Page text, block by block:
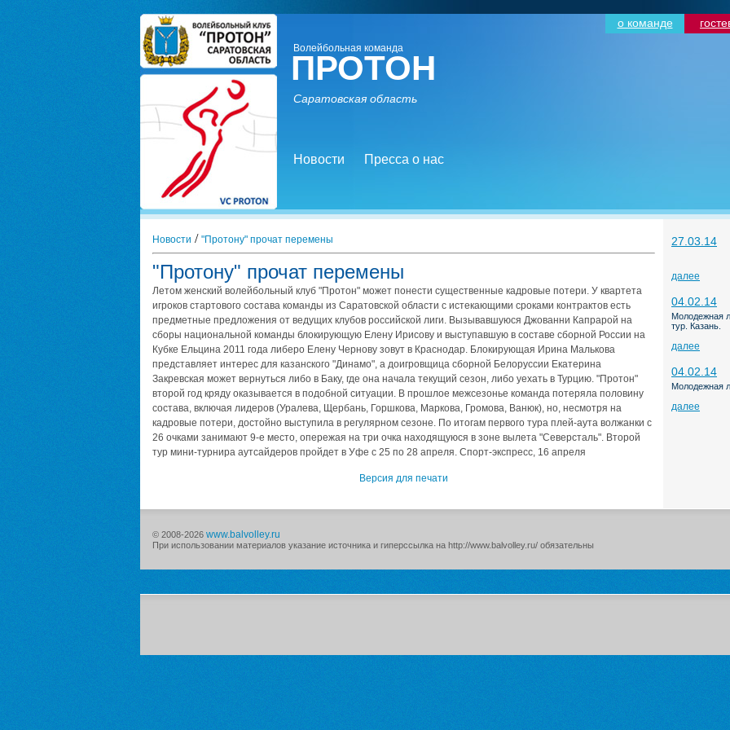
о команде
Волейбольная команда
ПРОТОН
Саратовская область
Новости Пресса о нас
Новости / "Протону" прочат перемены
"Протону" прочат перемены
Летом женский волейбольный клуб "Протон" может понести существенные кадровые потери. У квартета
игроков стартового состава команды из Саратовской области с истекающими сроками контрактов есть
предметные предложения от ведущих клубов российской лиги. Вызывавшуюся Джованни Капрарой на
сборы национальной команды блокирующую Елену Ирисову и выступавшую в составе сборной России на
Кубке Ельцина 2011 года либеро Елену Чернову зовут в Краснодар. Блокирующая Ирина Малькова
представляет интерес для казанского "Динамо", а доигровщица сборной Белоруссии Екатерина
Закревская может вернуться либо в Баку, где она начала текущий сезон, либо уехать в Турцию. "Протон"
второй год кряду оказывается в подобной ситуации. В прошлое межсезонье команда потеряла половину
состава, включая лидеров (Уралева, Щербань, Горшкова, Маркова, Громова, Ванюк), но, несмотря на
кадровые потери, достойно выступила в регулярном сезоне. По итогам первого тура плей-аута волжанки с
26 очками занимают 9-е место, опережая на три очка находящуюся в зоне вылета "Северсталь". Второй
тур мини-турнира аутсайдеров пройдет в Уфе с 25 по 28 апреля. Спорт-экспресс, 16 апреля
Версия для печати
27.03.14
далее
04.02.14
Молодежная
тур. Казань.
далее
04.02.14
Молодежная
далее
© 2008-2026 www.balvolley.ru
При использовании материалов указание источника и гиперссылка на http://www.balvolley.ru/ обязательны